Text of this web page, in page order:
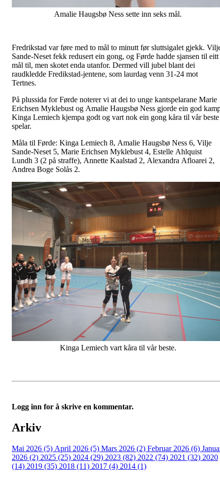
Amalie Haugsbø Ness sette inn seks mål.
Fredrikstad var føre med to mål to minutt før sluttsigalet gjekk.
Sande-Neset fekk redusert ein gong, og Førde hadde sjansen til eitt
mål til, men skotet enda utanfor. Dermed vill jubel blant dei
raudkledde Fredikstad-jentene, som laurdag venn 31-24 mot
Tertnes.
På plussida for Førde noterer vi at dei to unge kantspelarane Marie
Erichsen Myklebust og Amalie Haugsbø Ness gjorde ein god
Kinga Lemiech kjempa godt og vart nok ein gong kåra til vår beste
spelar.
Måla til Førde: Kinga Lemiech 8, Amalie Haugsbø Ness 6, Vilje
Sande-Neset 5, Marie Erichsen Myklebust 4, Estelle Ahlquist
Lundh 3 (2 på straffe), Annette Kaalstad 2, Alexandra Afloarei 2,
Andrea Boge Solås 2.
Kinga Lemiech vart kåra til vår beste.
Logg inn for å skrive en kommentar.
Arkiv
Mai 2026 (5) April 2026 (5) Mars 2026 (2) Februar 2026 (6)
2026 (2) 2025 (25) 2024 (29) 2023 (82) 2022 (74) 2021 (32) 2020
(14) 2019 (35) 2018 (11) 2017 (4) 2014 (1)